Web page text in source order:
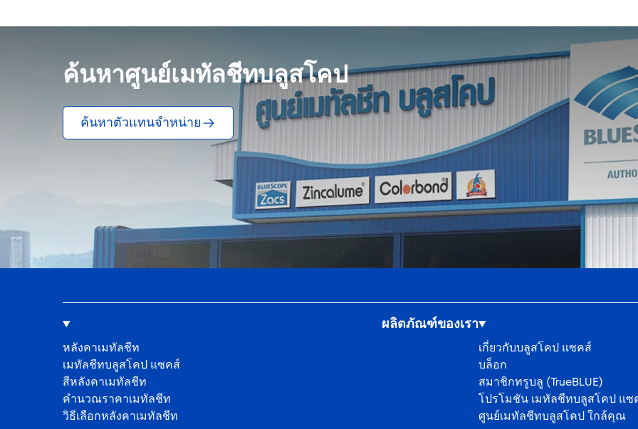
ค้นหาศูนย์เมทัลชีทบลูสโคป
ค้นหาตัวแทนจำหน่าย
ผลิตภัณฑ์ของเรา
หลังคาเมทัลชีท
เมทัลชีทบลูสโคป แซคส์
สีหลังคาเมทัลชีท
คํานวณราคาเมทัลชีท
วิธีเลือกหลังคาเมทัลชีท
เกี่ยวกับบลูสโคป แซคส์
บล็อก
สมาชิกทรูบลู (TrueBLUE)
โปรโมชัน เมทัลชีทบลูสโคป แซ
ศูนย์เมทัลชีทบลูสโคป ใกล้คุณ